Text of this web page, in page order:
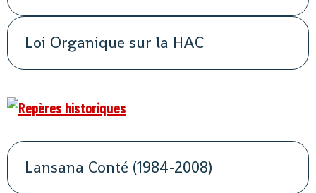
Loi Organique sur la HAC
Lansana Conté (1984-2008)